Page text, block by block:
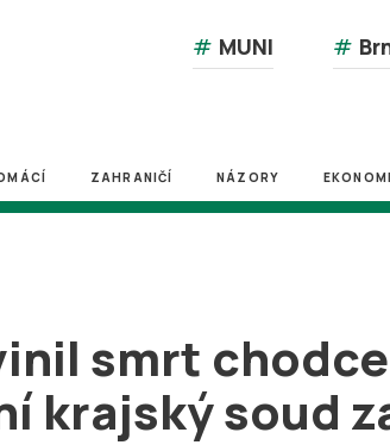
# MUNI #
ZAHRANIČÍ NÁZORY
smrt
krajský soud